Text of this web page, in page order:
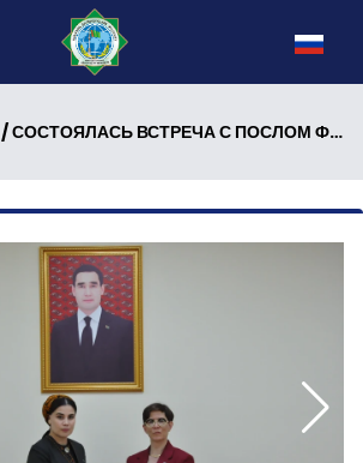
/ СОСТОЯЛАСЬ ВСТРЕЧА С ПОСЛОМ ФИНЛЯНДСКОЙ РЕСПУБЛИКИ